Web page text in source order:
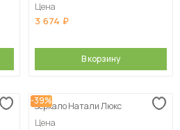
Цена
3 674
В корзину
-39%
Зеркало Натали Люкс
Цена